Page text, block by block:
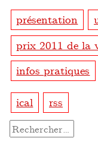
présentation
prix 2011 de la
infos pratiques
ical rss
Rechercher :